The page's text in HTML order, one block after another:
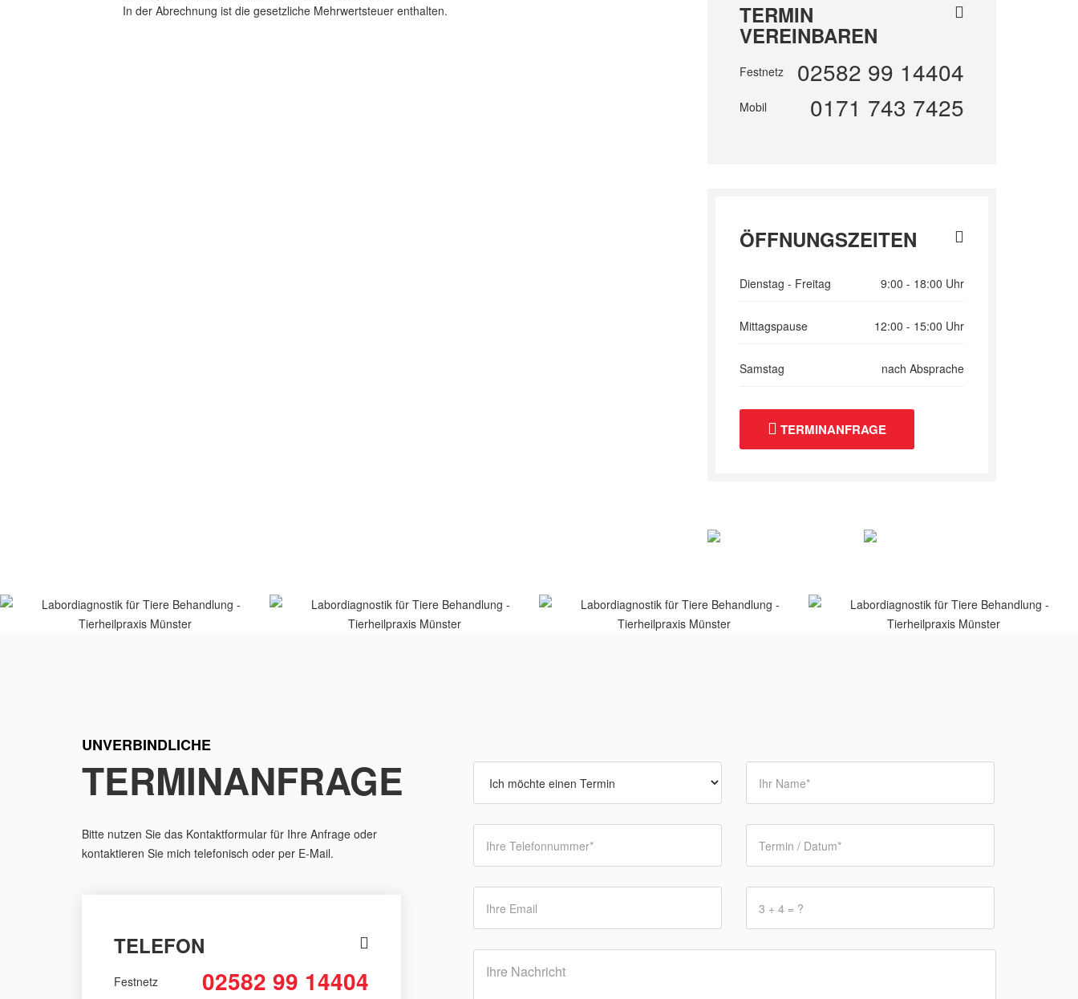
In der Abrechnung ist die gesetzliche Mehrwertsteuer enthalten.
TERMIN
VEREINBAREN
Festnetz 02582 99 14404
Mobil 0171 743 7425
ÖFFNUNGSZEITEN
Dienstag - Freitag 9:00 - 18:00 Uhr
Mittagspause 12:00 - 15:00 Uhr
Samstag nach Absprache
TERMINANFRAGE
UNVERBINDLICHE
TERMINANFRAGE
Bitte nutzen Sie das Kontaktformular für Ihre Anfrage oder
kontaktieren Sie mich telefonisch oder per E-Mail.
TELEFON
Festnetz 02582 99 14404